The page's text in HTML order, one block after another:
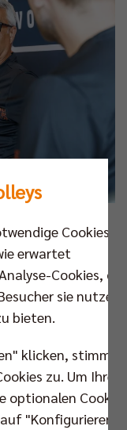
die Berlin
des
Entsprechend
als der 65-
wurde. Die
Cookies,
erwartet
Cookies, die
sie nutzen,
bieten.
klicken, stimmen
zu. Um Ihre
optionalen Cookies
"Konfigurieren".